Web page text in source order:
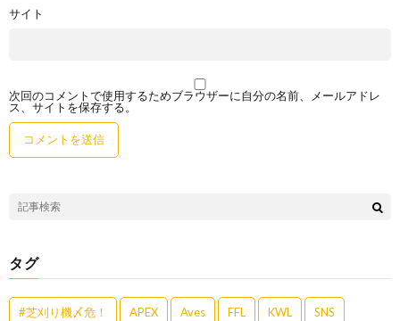
サイト
次回のコメントで使用するためブラウザーに自分の名前、メールアドレ
ス、サイトを保存する。
タグ
#芝刈り機〆危！ APEX Aves FFL KWL SNS